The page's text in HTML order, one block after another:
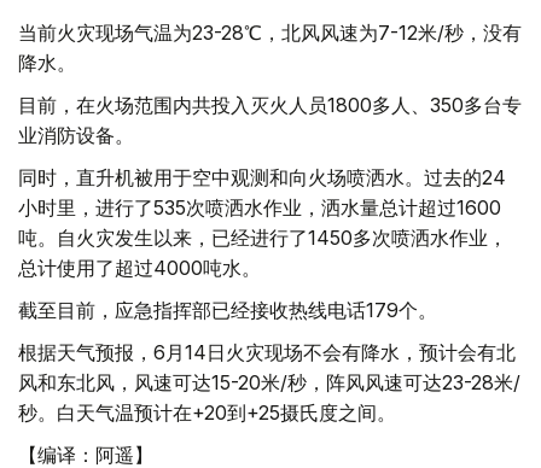
当前火灾现场气温为23-28℃，北风风速为7-12米/秒，没有
降水。
目前，在火场范围内共投入灭火人员1800多人、350多台专
业消防设备。
同时，直升机被用于空中观测和向火场喷洒水。过去的24
小时里，进行了535次喷洒水作业，洒水量总计超过1600
吨。自火灾发生以来，已经进行了1450多次喷洒水作业，
总计使用了超过4000吨水。
截至目前，应急指挥部已经接收热线电话179个。
根据天气预报，6月14日火灾现场不会有降水，预计会有北
风和东北风，风速可达15-20米/秒，阵风风速可达23-28米/
秒。白天气温预计在+20到+25摄氏度之间。
【编译：阿遥】